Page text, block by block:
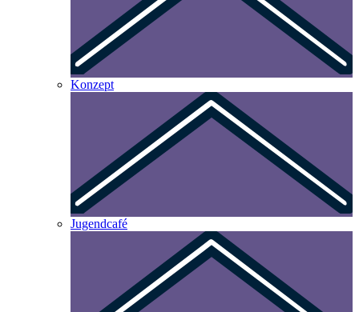
Konzept
Jugendcafé